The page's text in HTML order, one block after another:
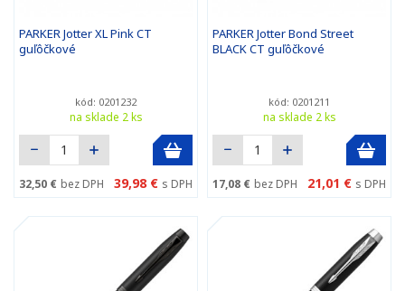
PARKER Jotter XL Pink CT
guľôčkové
kód: 0201232
na sklade 2 ks
32,50 € bez DPH 39,98 € s DPH
PARKER Jotter Bond Street
BLACK CT guľôčkové
kód: 0201211
na sklade 2 ks
17,08 € bez DPH 21,01 € s DPH